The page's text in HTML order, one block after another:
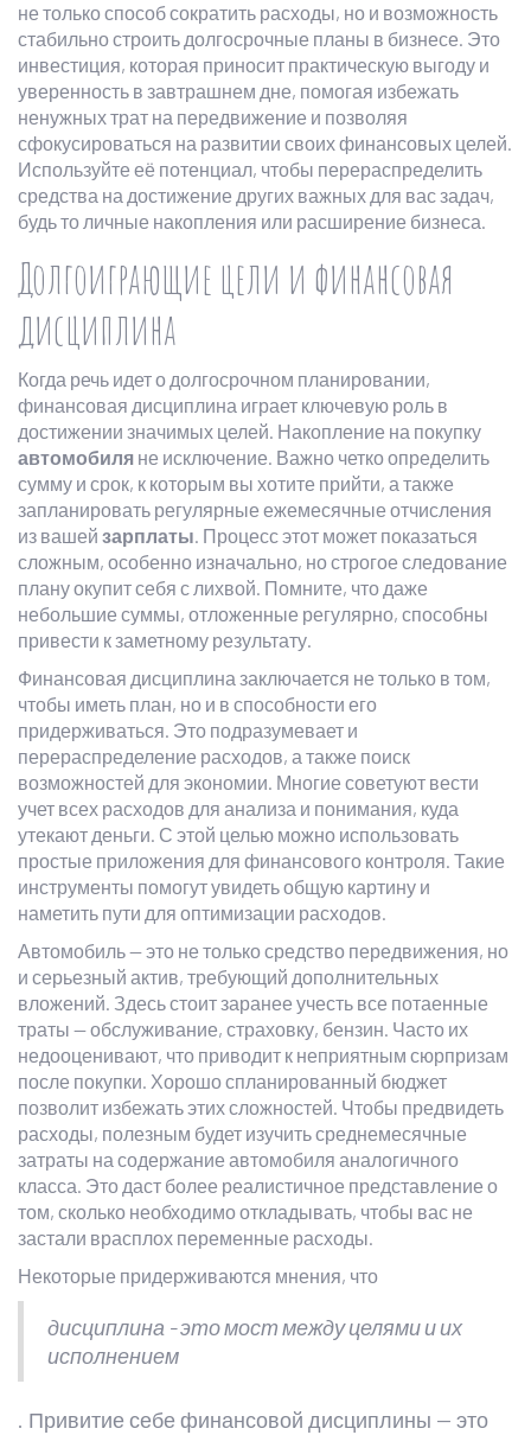
не только способ сократить расходы, но и возможность
стабильно строить долгосрочные планы в бизнесе. Это
инвестиция, которая приносит практическую выгоду и
уверенность в завтрашнем дне, помогая избежать
ненужных трат на передвижение и позволяя
сфокусироваться на развитии своих финансовых целей.
Используйте её потенциал, чтобы перераспределить
средства на достижение других важных для вас задач,
будь то личные накопления или расширение бизнеса.
Долгоиграющие цели и финансовая
дисциплина
Когда речь идет о долгосрочном планировании,
финансовая дисциплина играет ключевую роль в
достижении значимых целей. Накопление на покупку
автомобиля не исключение. Важно четко определить
сумму и срок, к которым вы хотите прийти, а также
запланировать регулярные ежемесячные отчисления
из вашей зарплаты. Процесс этот может показаться
сложным, особенно изначально, но строгое следование
плану окупит себя с лихвой. Помните, что даже
небольшие суммы, отложенные регулярно, способны
привести к заметному результату.
Финансовая дисциплина заключается не только в том,
чтобы иметь план, но и в способности его
придерживаться. Это подразумевает и
перераспределение расходов, а также поиск
возможностей для экономии. Многие советуют вести
учет всех расходов для анализа и понимания, куда
утекают деньги. С этой целью можно использовать
простые приложения для финансового контроля. Такие
инструменты помогут увидеть общую картину и
наметить пути для оптимизации расходов.
Автомобиль — это не только средство передвижения, но
и серьезный актив, требующий дополнительных
вложений. Здесь стоит заранее учесть все потаенные
траты — обслуживание, страховку, бензин. Часто их
недооценивают, что приводит к неприятным сюрпризам
после покупки. Хорошо спланированный бюджет
позволит избежать этих сложностей. Чтобы предвидеть
расходы, полезным будет изучить среднемесячные
затраты на содержание автомобиля аналогичного
класса. Это даст более реалистичное представление о
том, сколько необходимо откладывать, чтобы вас не
застали врасплох переменные расходы.
Некоторые придерживаются мнения, что
дисциплина - это мост между целями и их
исполнением
. Привитие себе финансовой дисциплины — это